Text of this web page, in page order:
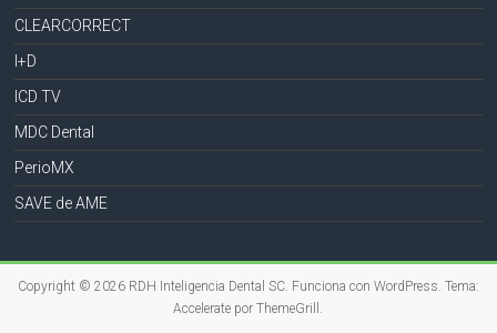
CLEARCORRECT
I+D
ICD TV
MDC Dental
PerioMX
SAVE de AME
Copyright © 2026 RDH Inteligencia Dental SC. Funciona con WordPress. Tema:
Accelerate porThemeGrill .